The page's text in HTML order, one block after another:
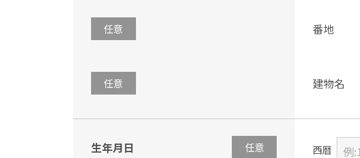
任意 番地
任意 建物名
生年月日 任意 西暦